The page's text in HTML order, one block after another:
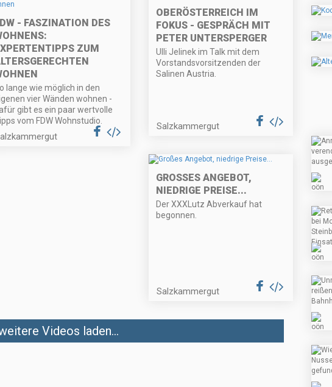
- FASZINATION DES
ZUM
lange wie möglich in den
vier Wänden wohnen -
gibt es ein paar wertvolle
vom FDW Wohnstudio.
OBERÖSTERREICH IM
FOKUS - GESPRÄCH MIT
PETER UNTERSPERGER
Ulli Jelinek im Talk mit dem
Vorstandsvorsitzenden der
Salinen Austria.
Salzkammergut
GROSSES ANGEBOT, N
IEDRIGE PREISE...
Der XXXLutz Abverkauf hat
begonnen.
Salzkammergut
Videos laden...